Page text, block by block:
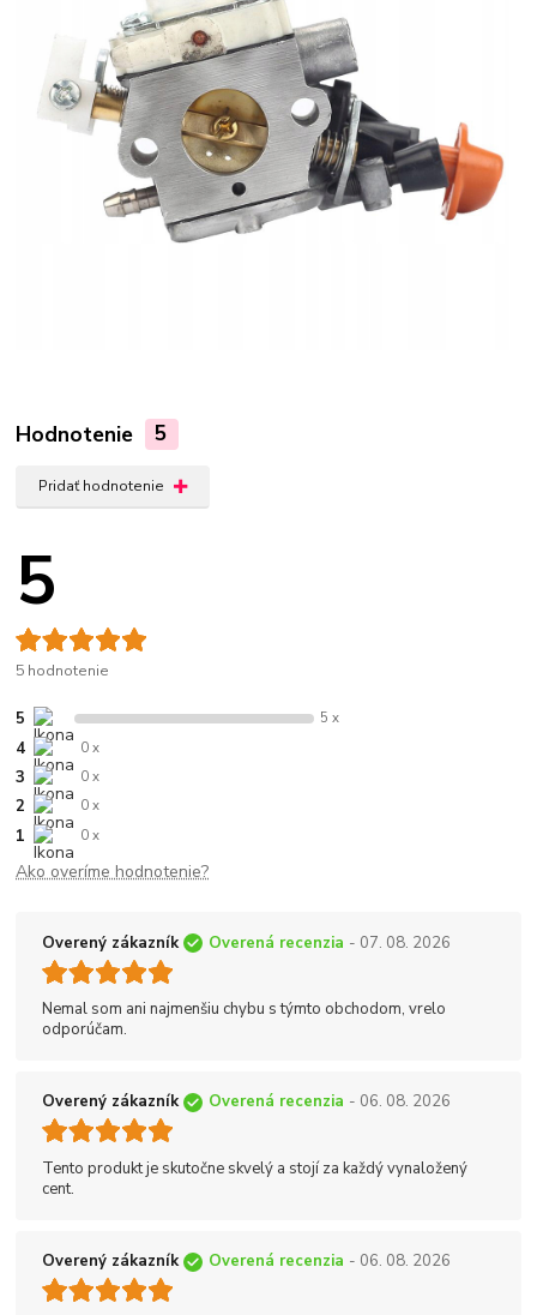
Hodnotenie 5
Pridať hodnotenie
5
5 hodnotenie
5 5 x
4 0 x
3 0 x
2 0 x
1 0 x
Ako overíme hodnotenie?
Overený zákazník Overená recenzia - 07. 08. 2026
Nemal som ani najmenšiu chybu s týmto obchodom, vrelo
odporúčam.
Overený zákazník Overená recenzia - 06. 08. 2026
Tento produkt je skutočne skvelý a stojí za každý vynaložený
cent.
Overený zákazník Overená recenzia - 06. 08. 2026